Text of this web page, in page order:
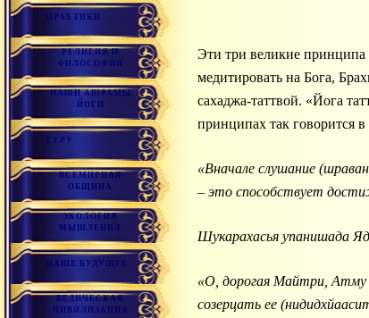
ПРАКТИКИ
РЕЛИГИЯ И
ФИЛОСОФИЯ
НАШИ АШРАМЫ
ЙОГИ
ГУРУ
ВСЕМИРНАЯ
ОБЩИНА
ЭКОЛОГИЯ
МЫШЛЕНИЯ
НАШЕ БУДУЩЕЕ
ВЕДИЧЕСКАЯ
ЦИВИЛИЗАЦИЯ
Эти три великие принципа пронизывают всю джняна и лайя-йогу. Вся ведическая Дхарма содержится в них. Это принципы как
медитировать на Бога,
сахаджа-таттвой. «Йога
принципах так говорится
«Вначале слушание
– это способствует
Шукарахасья упанишада
«О, дорогая Майтри, Атму
созерцать ее